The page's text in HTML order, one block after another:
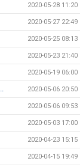
2020-05-28 11:20
2020-05-27 22:49
2020-05-25 08:13
2020-05-23 21:40
2020-05-19 06:00
2020-05-06 20:50
2020-05-06 09:53
2020-05-03 17:00
2020-04-23 15:15
2020-04-15 19:49